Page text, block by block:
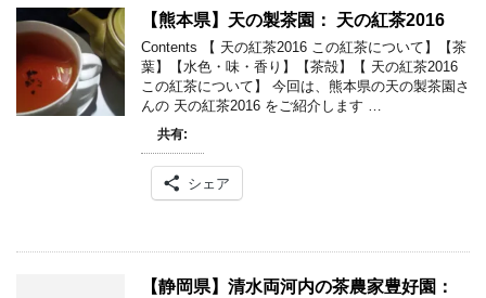
【熊本県】天の製茶園： 天の紅茶2016
Contents 【 天の紅茶2016 この紅茶について】【茶
葉】【水色・味・香り】【茶殻】【 天の紅茶2016
この紅茶について】 今回は、熊本県の天の製茶園さ
んの 天の紅茶2016 をご紹介します …
共有:
シェア
【静岡県】清水両河内の茶農家豊好園：